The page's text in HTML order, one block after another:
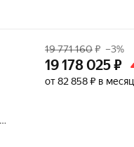
19 771 160₽ –3%
19 178 025₽
от 82 858 ₽ в месяц